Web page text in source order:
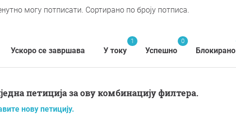
могу потписати. Сортирано по броју потписа.
Ускоро се завршава У току
1
Успешно
0
Блокирано
петиција за ову комбинацију филтера.
нову петицију.